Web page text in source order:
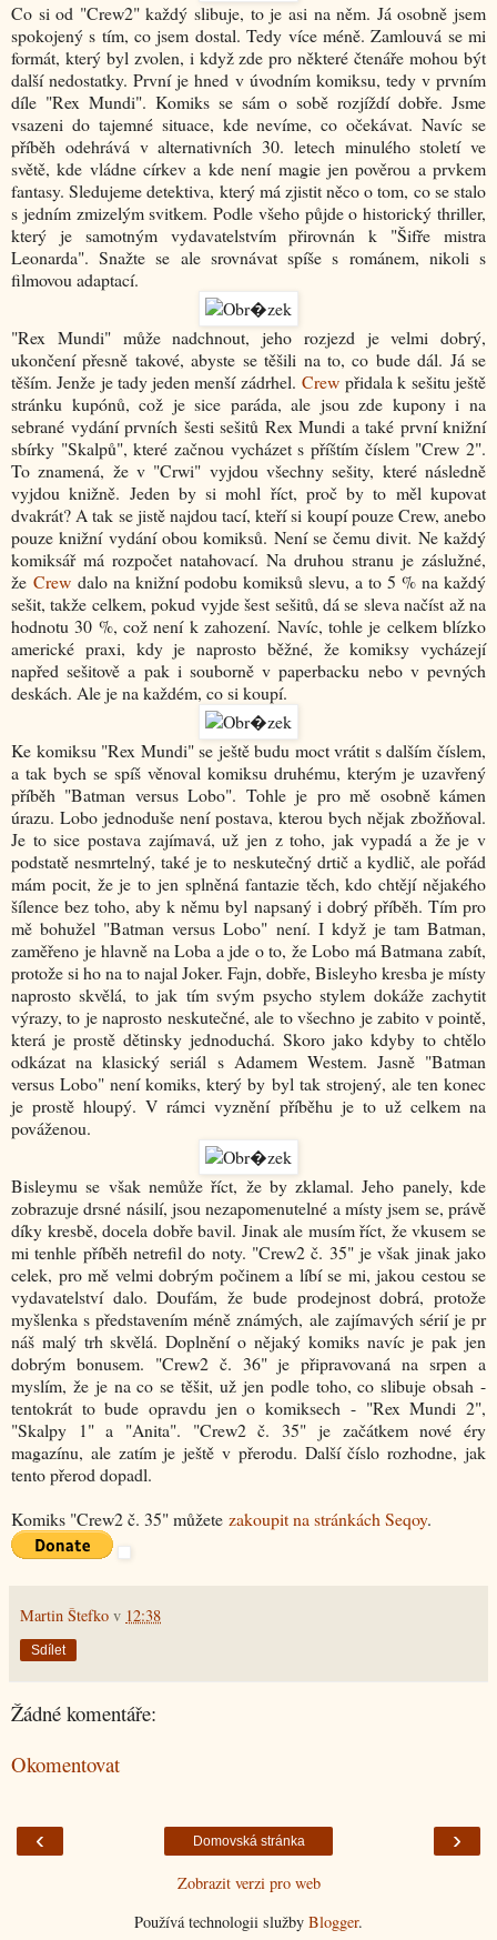
Co si od "Crew2" každý slibuje, to je asi na něm. Já osobně jsem
spokojený s tím, co jsem dostal. Tedy více méně. Zamlouvá se mi
formát, který byl zvolen, i když zde pro některé čtenáře mohou být
další nedostatky. První je hned v úvodním komiksu, tedy v prvním
díle "Rex Mundi". Komiks se sám o sobě rozjíždí dobře. Jsme
vsazeni do tajemné situace, kde nevíme, co očekávat. Navíc se
příběh odehrává v alternativních 30. letech minulého století ve
světě, kde vládne církev a kde není magie jen pověrou a prvkem
fantasy. Sledujeme detektiva, který má zjistit něco o tom, co se stalo
s jedním zmizelým svitkem. Podle všeho půjde o historický thriller,
který je samotným vydavatelstvím přirovnán k "Šifře mistra
Leonarda". Snažte se ale srovnávat spíše s románem, nikoli s
filmovou adaptací.
"Rex Mundi" může nadchnout, jeho rozjezd je velmi dobrý,
ukončení přesně takové, abyste se těšili na to, co bude dál. Já se
těším. Jenže je tady jeden menší zádrhel. Crewpřidala k sešitu ještě
stránku kupónů, což je sice paráda, ale jsou zde kupony i na
sebrané vydání prvních šesti sešitů Rex Mundi a také první knižní
sbírky "Skalpů", které začnou vycházet s příštím číslem "Crew 2".
To znamená, že v "Crwi" vyjdou všechny sešity, které následně
vyjdou knižně. Jeden by si mohl říct, proč by to měl kupovat
dvakrát? A tak se jistě najdou tací, kteří si koupí pouze Crew, anebo
pouze knižní vydání obou komiksů. Není se čemu divit. Ne každý
komiksář má rozpočet natahovací. Na druhou stranu je záslužné,
že Crew dalo na knižní podobu komiksů slevu, a to 5 % na každý
sešit, takže celkem, pokud vyjde šest sešitů, dá se sleva načíst až na
hodnotu 30 %, což není k zahození. Navíc, tohle je celkem blízko
americké praxi, kdy je naprosto běžné, že komiksy vycházejí
napřed sešitově a pak i souborně v paperbacku nebo v pevných
deskách. Ale je na každém, co si koupí.
Ke komiksu "Rex Mundi" se ještě budu moct vrátit s dalším číslem,
a tak bych se spíš věnoval komiksu druhému, kterým je uzavřený
příběh "Batman versus Lobo". Tohle je pro mě osobně kámen
úrazu. Lobo jednoduše není postava, kterou bych nějak zbožňoval.
Je to sice postava zajímavá, už jen z toho, jak vypadá a že je v
podstatě nesmrtelný, také je to neskutečný drtič a kydlič, ale pořád
mám pocit, že je to jen splněná fantazie těch, kdo chtějí nějakého
šílence bez toho, aby k němu byl napsaný i dobrý příběh. Tím pro
mě bohužel "Batman versus Lobo" není. I když je tam Batman,
zaměřeno je hlavně na Loba a jde o to, že Lobo má Batmana zabít,
protože si ho na to najal Joker. Fajn, dobře, Bisleyho kresba je místy
naprosto skvělá, to jak tím svým psycho stylem dokáže zachytit
výrazy, to je naprosto neskutečné, ale to všechno je zabito v pointě,
která je prostě dětinsky jednoduchá. Skoro jako kdyby to chtělo
odkázat na klasický seriál s Adamem Westem. Jasně "Batman
versus Lobo" není komiks, který by byl tak strojený, ale ten konec
je prostě hloupý. V rámci vyznění příběhu je to už celkem na
pováženou.
Bisleymu se však nemůže říct, že by zklamal. Jeho panely, kde
zobrazuje drsné násilí, jsou nezapomenutelné a místy jsem se, právě
díky kresbě, docela dobře bavil. Jinak ale musím říct, že vkusem se
mi tenhle příběh netrefil do noty. "Crew2 č. 35" je však jinak jako
celek, pro mě velmi dobrým počinem a líbí se mi, jakou cestou se
vydavatelství dalo. Doufám, že bude prodejnost dobrá, protože
myšlenka s představením méně známých, ale zajímavých sérií je pr
náš malý trh skvělá. Doplnění o nějaký komiks navíc je pak jen
dobrým bonusem. "Crew2 č. 36" je připravovaná na srpen a
myslím, že je na co se těšit, už jen podle toho, co slibuje obsah -
tentokrát to bude opravdu jen o komiksech - "Rex Mundi 2",
"Skalpy 1" a "Anita". "Crew2 č. 35" je začátkem nové éry
magazínu, ale zatím je ještě v přerodu. Další číslo rozhodne, jak
tento přerod dopadl.
Komiks "Crew2 č. 35" můžete zakoupit na stránkách Seqoy.
Martin Štefko v 12:38
Sdílet
Žádné komentáře:
Okomentovat
‹ ›
Domovská stránka
Zobrazit verzi pro web
Používá technologii služby Blogger.